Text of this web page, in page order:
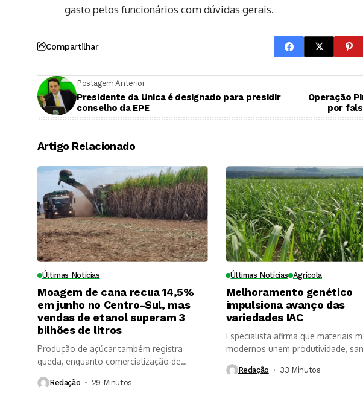
gasto pelos funcionários com dúvidas gerais.
Compartilhar
Postagem Anterior
Presidente da Unica é designado para presidir
conselho da EPE
Operação
por
Artigo Relacionado
Últimas Notícias
Moagem de cana recua 14,5%
em junho no Centro-Sul, mas
vendas de etanol superam 3
bilhões de litros
Produção de açúcar também registra
queda, enquanto comercialização de
Redação 29 Minutos ⁮
Últimas Notícias Agrícola
Melhoramento genético
impulsiona avanço das
variedades IAC
Especialista afirma que materiais
modernos unem produtividade,
Redação 33 Minutos ⁮